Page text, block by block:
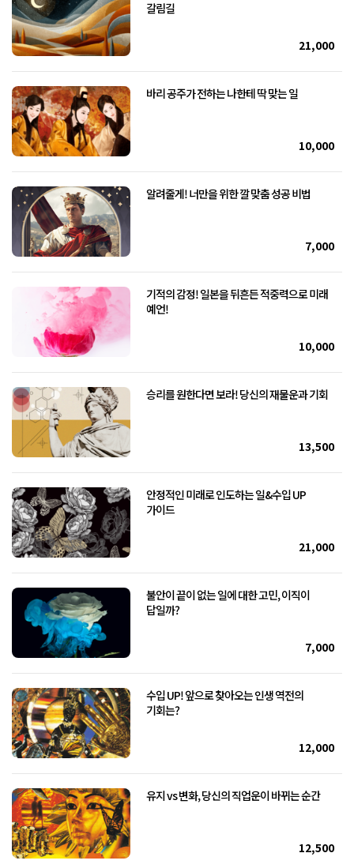
갈림길
21,000
바리 공주가 전하는 나한테 딱 맞는 일
10,000
알려줄게! 너만을 위한 깔 맞춤 성공 비법
7,000
기적의 감정! 일본을 뒤흔든 적중력으로 미래
예언!
10,000
승리를 원한다면 보라! 당신의 재물운과 기회
13,500
안정적인 미래로 인도하는 일&수입 UP
가이드
21,000
불안이 끝이 없는 일에 대한 고민, 이직이
답일까?
7,000
수입 UP! 앞으로 찾아오는 인생 역전의
기회는?
12,000
유지 vs 변화, 당신의 직업운이 바뀌는 순간
12,500